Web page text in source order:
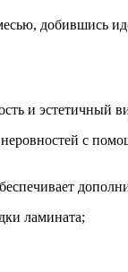
добившись
и эстетичный
с
ламината;